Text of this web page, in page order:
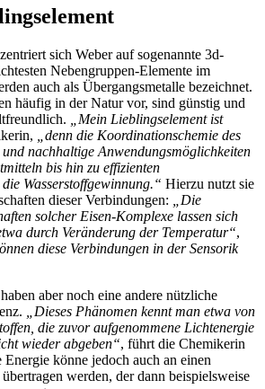
sich Weber auf sogenannte 3d-
Nebengruppen-Elemente im
auch als Übergangsmetalle bezeichnet.
häufig in der Natur vor, sind günstig und
„Mein Lieblingselement ist
„denn die Koordinationschemie des
nachhaltige Anwendungsmöglichkeiten
bis hin zu effizienten
Wasserstoffgewinnung.“ Hierzu nutzt sie
dieser Verbindungen:
„Die
solcher Eisen-Komplexe lassen sich
durch Veränderung der Temperatur“,
diese Verbindungen in der Sensorik
aber noch eine andere nützliche
„Dieses Phänomen kennt man etwa von
die zuvor aufgenommene Lichtenergie
wieder abgeben“, führt die Chemikerin
Energie könne jedoch auch an einen
werden, der dann beispielsweise